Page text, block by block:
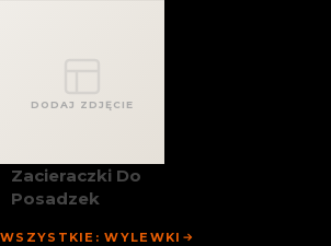
DODAJ ZDJĘCIE
Zacieraczki Do
Posadzek
WSZYSTKIE: WYLEWKI